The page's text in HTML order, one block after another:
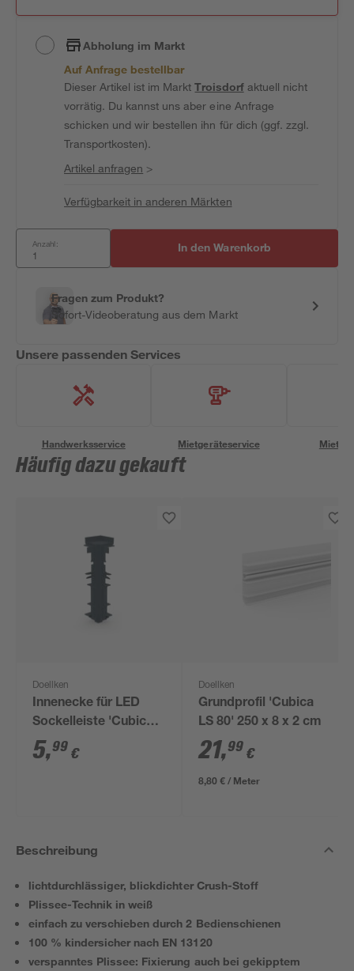
Abholung im Markt
Auf Anfrage bestellbar
Dieser Artikel ist im MarktTroisdorfaktuell nicht
vorrätig. Du kannst uns aber eine Anfrage
schicken und wir bestellen ihn für dich (ggf. zzgl.
Transportkosten).
Artikel anfragen >
Verfügbarkeit in anderen Märkten
Anzahl: In den Warenkorb
Fragen zum Produkt?
Sofort-Videoberatung aus dem Markt
Unsere passenden Services
Handwerksservice Mietgeräteservice
Häufig dazu gekauft
Doellken
Innenecke für LED
Sockelleiste 'Cubica
LS 80' anthrazit
5,99 €
Doellken
Grundprofil 'Cubica
LS 80' 250 x 8 x 2 cm
21,99 €
8,80 € / Meter
Beschreibung
lichtdurchlässiger, blickdichter Crush-Stoff
Plissee-Technik in weiß
einfach zu verschieben durch 2 Bedienschienen
100 % kindersicher nach EN 13120
verspanntes Plissee: Fixierung auch bei gekipptem